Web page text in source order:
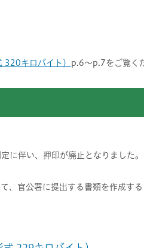
キロバイト） p.6～p.7をご覧く
に伴い、押印が廃止となりました
、官公署に提出する書類を作成す